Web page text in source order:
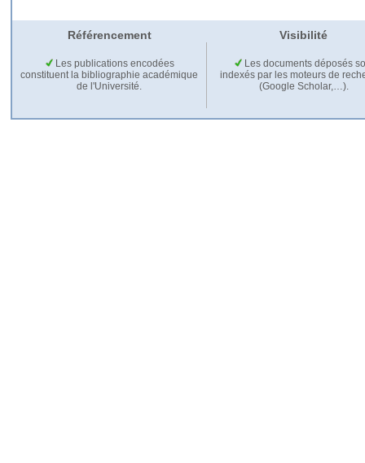
Référencement Visibilité
Les publications encodées
constituent la bibliographie académique
de l'Université.
Les documents déposés
indexés par les moteurs de
(Google Scholar,…).